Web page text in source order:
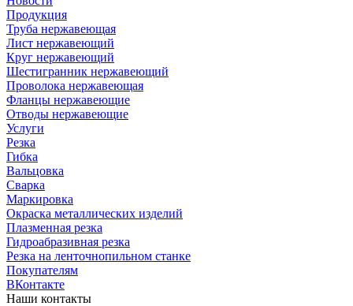
Продукция
Труба нержавеющая
Лист нержавеющий
Круг нержавеющий
Шестигранник нержавеющий
Проволока нержавеющая
Фланцы нержавеющие
Отводы нержавеющие
Услуги
Резка
Гибка
Вальцовка
Сварка
Маркировка
Окраска металлических изделий
Плазменная резка
Гидроабразивная резка
Резка на ленточнопильном станке
Покупателям
ВКонтакте
Наши контакты